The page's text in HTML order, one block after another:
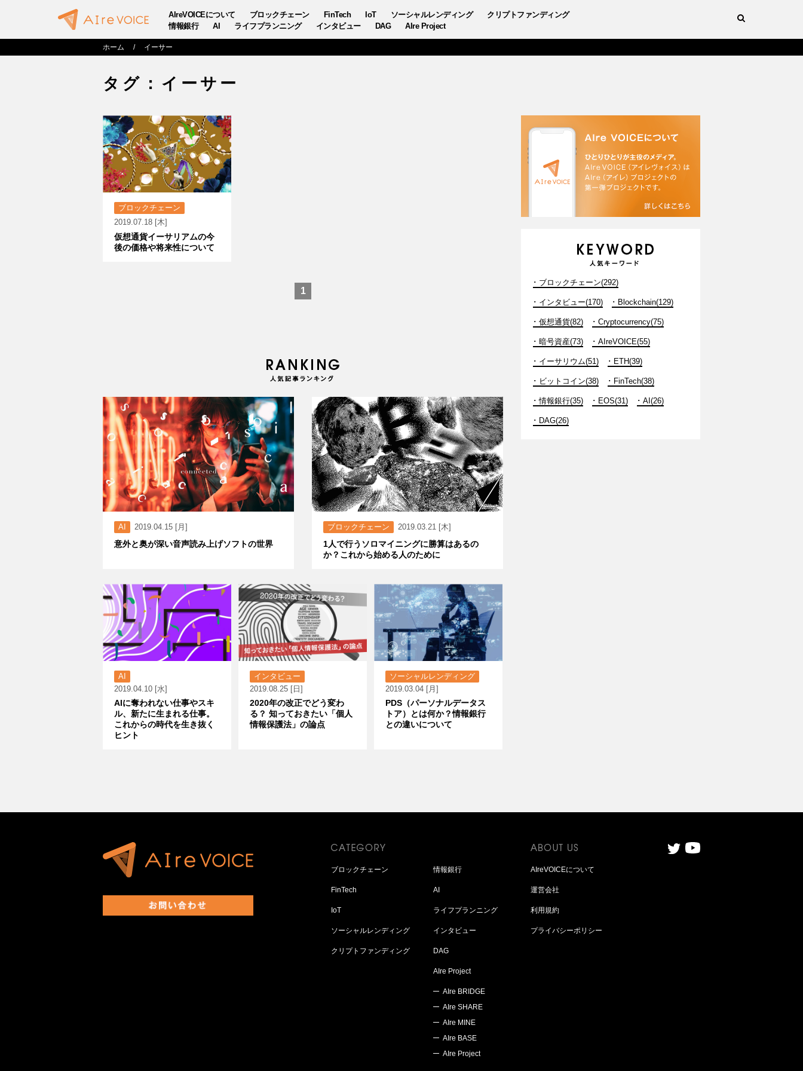
AIreVOICEについて ブロックチェーン FinTech IoT ソーシャルレンディング
クリプトファンディング
情報銀行
AI ライフプランニング インタビュー DAG AIre Project
ホーム イーサー
タグ：イーサー
ブロックチェーン
2019.07.18 [木]
仮想通貨イーサリアムの今
後の価格や将来性について
1
AI 2019.04.15 [月]
意外と奥が深い音声読み上げソフトの世界
ブロックチェーン 2019.03.21 [木]
1人で行うソロマイニングに勝算はあるの
か？これから始める人のために
AI
2019.04.10 [水]
AIに奪われない仕事やスキ
ル、新たに生まれる仕事。
これからの時代を生き抜く
ヒント
インタビュー
2019.08.25 [日]
2020年の改正でどう変わ
る？ 知っておきたい「個人
情報保護法」の論点
ソーシャルレンディング
2019.03.04 [月]
PDS（パーソナルデータス
トア）とは何か？情報銀行
との違いについて
ブロックチェーン(292)
インタビュー(170) Blockchain(129)
仮想通貨(82) Cryptocurrency(75)
暗号資産(73) AIreVOICE(55)
イーサリウム(51) ETH(39)
ビットコイン(38) FinTech(38)
情報銀行(35) EOS(31) AI(26)
DAG(26)
ブロックチェーン
FinTech
IoT
ソーシャルレンディング
クリプトファンディング
情報銀行
AI
ライフプランニング
インタビュー
DAG
AIre Project
AIre BRIDGE
AIre SHARE
AIre MINE
AIre BASE
AIre Project
AIreVOICEについて
運営会社
利用規約
プライバシーポリシー